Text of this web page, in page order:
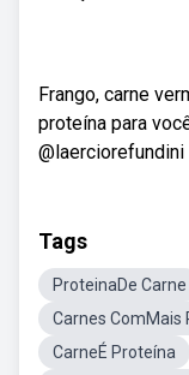
Frango, carne
proteína para
Tags
ProteinaDe Carne
Carnes ComMais
CarneÉ Proteína